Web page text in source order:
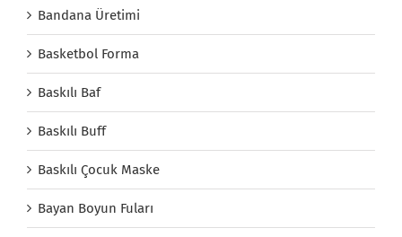
Bandana Üretimi
Basketbol Forma
Baskılı Baf
Baskılı Buff
Baskılı Çocuk Maske
Bayan Boyun Fuları